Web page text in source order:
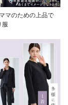
マのための上品で
服